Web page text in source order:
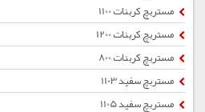
مستربچ کربنات 1100
مستربچ کربنات 1200
مستربچ کربنات 800
مستربچ سفید 1103
مستربچ سفید 1105